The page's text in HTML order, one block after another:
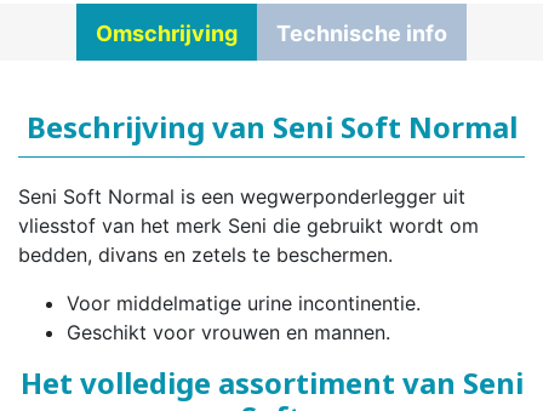
Omschrijving Technische info
Beschrijving van Seni Soft Normal
Seni Soft Normal is een wegwerponderlegger uit
vliesstof van het merk Seni die gebruikt wordt om
bedden, divans en zetels te beschermen.
Voor middelmatige urine incontinentie.
Geschikt voor vrouwen en mannen.
Het volledige assortiment van Seni